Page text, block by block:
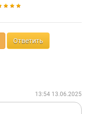
Ответить
13:54 13.06.2025